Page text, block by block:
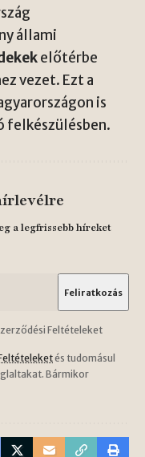
állami
előtérbe
vezet. Ezt a
is
felkészülésben.
a legfrissebb híreket
Feltételeket
és tudomásul
Bármikor